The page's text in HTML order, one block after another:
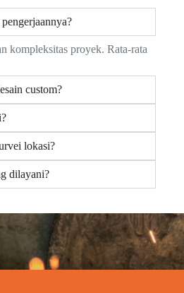
kompleksitas proyek. Rata-rata
custom?
lokasi?
dilayani?